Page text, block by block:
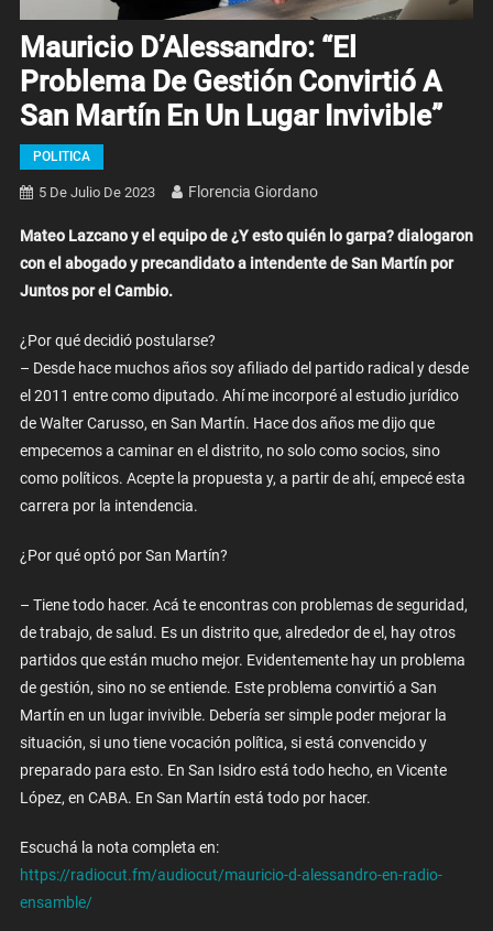
Mauricio D’Alessandro: “El
Problema De Gestión Convirtió A
San Martín En Un Lugar Invivible”
POLITICA
5 De Julio De 2023 Florencia Giordano
Mateo Lazcano y el equipo de ¿Y esto quién lo garpa? dialogaron
con el abogado y precandidato a intendente de San Martín por
Juntos por el Cambio.
¿Por qué decidió postularse?
– Desde hace muchos años soy afiliado del partido radical y desde
el 2011 entre como diputado. Ahí me incorporé al estudio jurídico
de Walter Carusso, en San Martín. Hace dos años me dijo que
empecemos a caminar en el distrito, no solo como socios, sino
como políticos. Acepte la propuesta y, a partir de ahí, empecé esta
carrera por la intendencia.
¿Por qué optó por San Martín?
– Tiene todo hacer. Acá te encontras con problemas de seguridad,
de trabajo, de salud. Es un distrito que, alrededor de el, hay otros
partidos que están mucho mejor. Evidentemente hay un problema
de gestión, sino no se entiende. Este problema convirtió a San
Martín en un lugar invivible. Debería ser simple poder mejorar la
situación, si uno tiene vocación política, si está convencido y
preparado para esto. En San Isidro está todo hecho, en Vicente
López, en CABA. En San Martín está todo por hacer.
Escuchá la nota completa en:
https://radiocut.fm/audiocut/mauricio-d-alessandro-en-radio-
ensamble/